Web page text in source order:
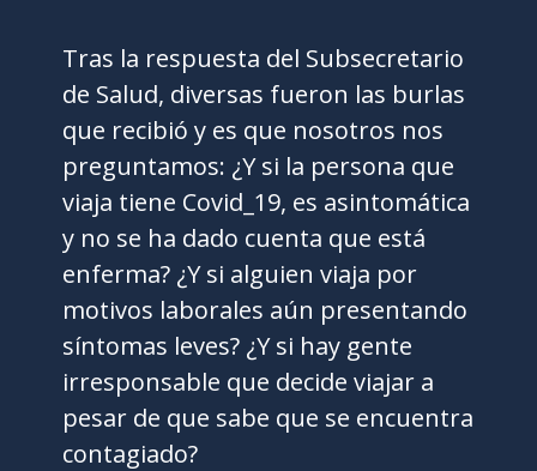
Tras la respuesta del Subsecretario
de Salud, diversas fueron las burlas
que recibió y es que nosotros nos
preguntamos: ¿Y si la persona que
viaja tiene Covid_19, es asintomática
y no se ha dado cuenta que está
enferma? ¿Y si alguien viaja por
motivos laborales aún presentando
síntomas leves? ¿Y si hay gente
irresponsable que decide viajar a
pesar de que sabe que se encuentra
contagiado?